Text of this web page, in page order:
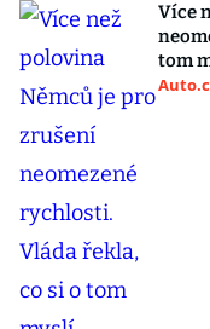
Více
tom